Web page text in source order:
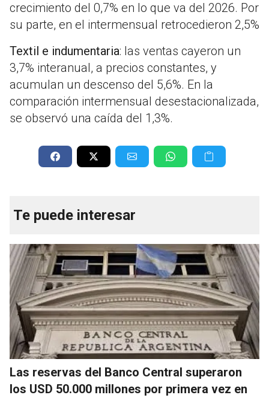
crecimiento del 0,7% en lo que va del 2026. Por
su parte, en el intermensual retrocedieron 2,5%
Textil e indumentaria: las ventas cayeron un
3,7% interanual, a precios constantes, y
acumulan un descenso del 5,6%. En la
comparación intermensual desestacionalizada,
se observó una caída del 1,3%.
Te puede interesar
Las reservas del Banco Central superaron
los USD 50.000 millones por primera vez en